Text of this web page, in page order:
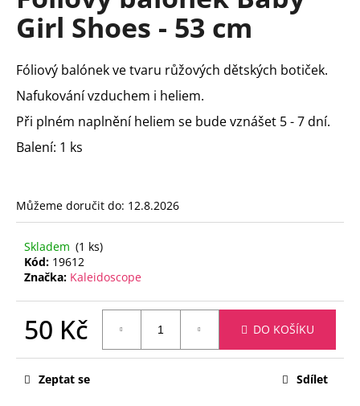
0,0
z
hvězdiček.
Girl Shoes - 53 cm
Fóliový balónek ve tvaru růžových dětských botiček.
Nafukování vzduchem i heliem.
Při plném naplnění heliem se bude vznášet 5 - 7 dní.
Balení: 1 ks
Můžeme doručit do: 12.8.2026
Skladem (1 ks)
Kód: 19612
Značka: Kaleidoscope
50 Kč DO KOŠÍKU
Zeptat se Sdílet
a
j
í
t
?
D
o
u
č
u